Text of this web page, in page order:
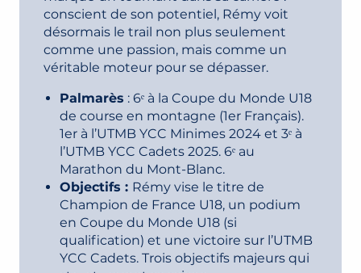
conscient de son potentiel, Rémy voit
désormais le trail non plus seulement
comme une passion, mais comme un
véritable moteur pour se dépasser.
Palmarès : 6ᵉ à la Coupe du Monde U18
de course en montagne (1er Français).
1er à l’UTMB YCC Minimes 2024 et 3ᵉ à
l’UTMB YCC Cadets 2025. 6ᵉ au
Marathon du Mont-Blanc.
Objectifs : Rémy vise le titre de
Champion de France U18, un podium
en Coupe du Monde U18 (si
qualification) et une victoire sur l’UTMB
YCC Cadets. Trois objectifs majeurs qui